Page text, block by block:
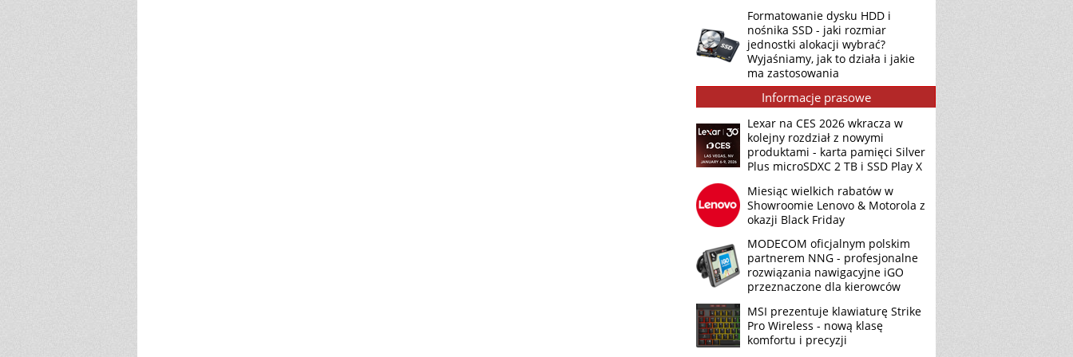
Formatowanie dysku HDD i
nośnika SSD - jaki rozmiar
jednostki alokacji wybrać?
Wyjaśniamy, jak to działa i jakie
ma zastosowania
Informacje prasowe
Lexar na CES 2026 wkracza w
kolejny rozdział z nowymi
produktami - karta pamięci Silver
Plus microSDXC 2 TB i SSD Play X
Miesiąc wielkich rabatów w
Showroomie Lenovo & Motorola z
okazji Black Friday
MODECOM oficjalnym polskim
partnerem NNG - profesjonalne
rozwiązania nawigacyjne iGO
przeznaczone dla kierowców
MSI prezentuje klawiaturę Strike
Pro Wireless - nową klasę
komfortu i precyzji